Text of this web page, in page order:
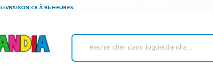
LIVRAISON 48 À 96 HEURES.